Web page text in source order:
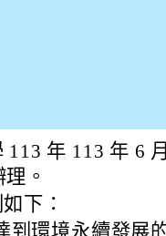
教育部
113 年 113 年 6
。
下：
到環境永續發展